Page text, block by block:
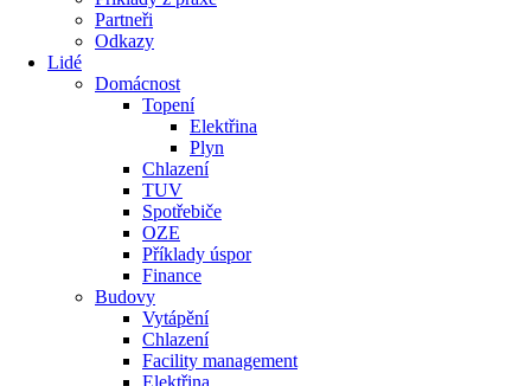
Partneři
Odkazy
Lidé
Domácnost
Topení
Elektřina
Plyn
Chlazení
TUV
Spotřebiče
OZE
Příklady úspor
Finance
Budovy
Vytápění
Chlazení
Facility management
Elektřina